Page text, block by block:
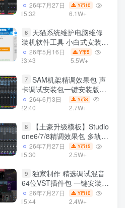
声卡调试好效果工程文件
26年7月27日
15:32
Y币10
6.1W+
6
天猫系统维护电脑维修
装机软件工具 小白式安装
完全一键安装系统 电脑系统
装机软件 一键重装系统
26年5月16日
23:43
Y币5
5.5W+
7 SAM机架精调效果包 声
卡调试安装包一键安装版模
板 带插件预设效果文件
26年6月3日
22:40
Y币8
2.7W+
8
【土豪升级模板】Studio
one6/7/8精调效果包 多轨道
效果模式可选 声卡调试好预
设模板 带插件全套文件
26年7月27日
15:30
Y币15
2.5W+
9 独家制作 精选调试混音
64位VST插件包 一键安装
600个效果器合集v2.0 WiN
支持定制
26年7月27日
15:44
Y币10
2.4W+